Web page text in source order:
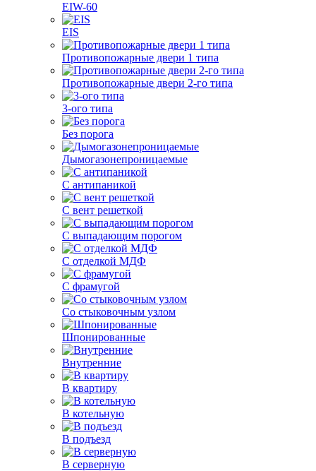
EIW-60
EIS
Противопожарные двери 1 типа
Противопожарные двери 2-го типа
3-ого типа
Без порога
Дымогазонепроницаемые
С антипаникой
С вент решеткой
С выпадающим порогом
С отделкой МДФ
С фрамугой
Со стыковочным узлом
Шпонированные
Внутренние
В квартиру
В котельную
В подъезд
В серверную